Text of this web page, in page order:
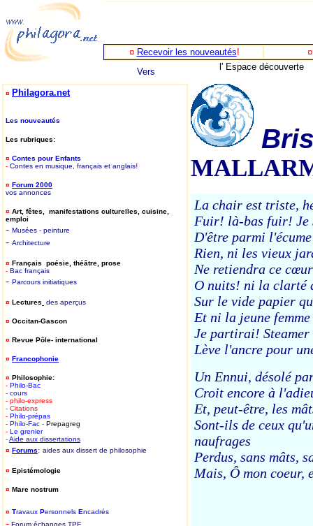
¤ Recevoir les nouveautés!
Vers
l' Espace découverte
¤ Philagora.net
Les nouveautés
Les rubriques:
¤ Contes pour Enfants
- Contes en musique, français et anglais!
¤ Forum 2000
vos annonces
¤ Art, fêtes, manifestations culturelles, cuisine,
emploi
- Musées - peinture
- Architecture
¤ Français poésie, théâtre, prose
- Bac français
- Parcours initiatiques
¤ Lectures des aperçus
¤ Occitan-Gascon
¤ Revue Pôle- international
¤ Francophonie
¤ Philosophie:
- Philo-Bac
- cours
- philo-express
- Citations
- Philo-prépas
- Philo-Fac - Prepagreg
- Le grenier
-Aide aux dissertations
¤ Forums: aides aux dissert de philosophie
¤ Epistémologie
¤ Mare nostrum
¤ Travaux Personnels Encadrés
- Forum échanges TPE
La chair est triste,
Fuir! là-bas fuir! Je
D'être parmi
Rien, ni les vieux
Ne retiendra ce
O nuits! ni la clarté
Sur le vide papier
Et ni la jeune
Je partirai!
Lève l'ancre pour
Un Ennui, désolé
Croit encore à
Et, peut-être, les
Sont-ils de ceux
naufrages
Perdus, sans mâts,
Mais, Ô mon coeur,